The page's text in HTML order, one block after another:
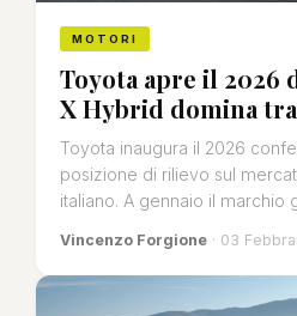
MOTORI
Toyota apre il 2026
X Hybrid domina
Toyota inaugura il 2026
posizione di rilievo sul
italiano. A gennaio il marchio
Vincenzo Forgione · 03